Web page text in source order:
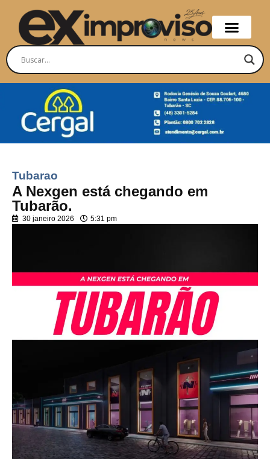
Tubarao
A Nexgen está chegando em
Tubarão.
30 janeiro 2026 5:31 pm